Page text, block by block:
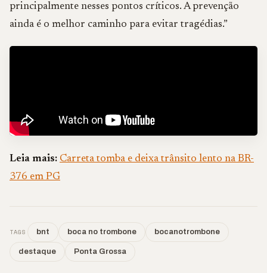
principalmente nesses pontos críticos. A prevenção
ainda é o melhor caminho para evitar tragédias.”
Leia mais: Carreta tomba e deixa trânsito lento na BR-
376 em PG
TAGS bnt boca no trombone bocanotrombone
destaque Ponta Grossa